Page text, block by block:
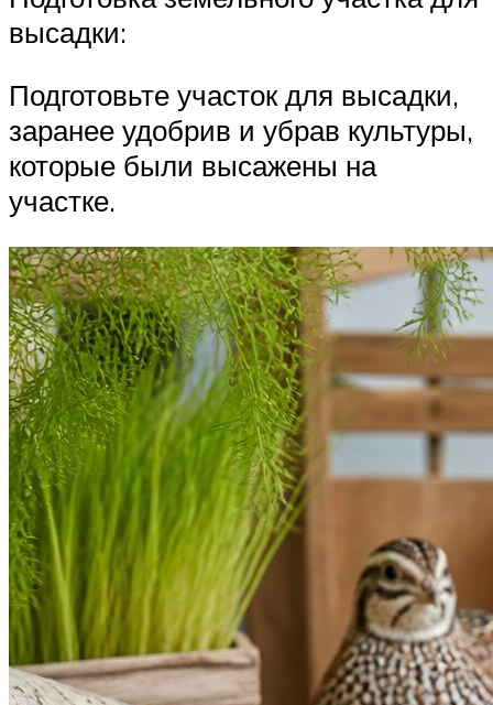
высадки:
Подготовьте участок для высадки,
заранее удобрив и убрав культуры,
которые были высажены на
участке.